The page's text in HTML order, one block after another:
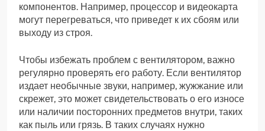
компонентов. Например, процессор и видеокарта
могут перегреваться, что приведет к их сбоям или
выходу из строя.
Чтобы избежать проблем с вентилятором, важно
регулярно проверять его работу. Если вентилятор
издает необычные звуки, например, жужжание или
скрежет, это может свидетельствовать о его износе
или наличии посторонних предметов внутри, таких
как пыль или грязь. В таких случаях нужно